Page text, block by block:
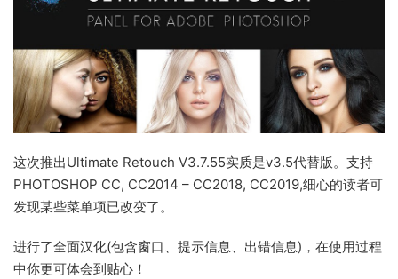
这次推出Ultimate Retouch V3.7.55实质是v3.5代替版。支持
PHOTOSHOP CC, CC2014 – CC2018, CC2019,细心的读者可
发现某些菜单项已改变了。
进行了全面汉化(包含窗口、提示信息、出错信息)，在使用过程
中你更可体会到贴心！